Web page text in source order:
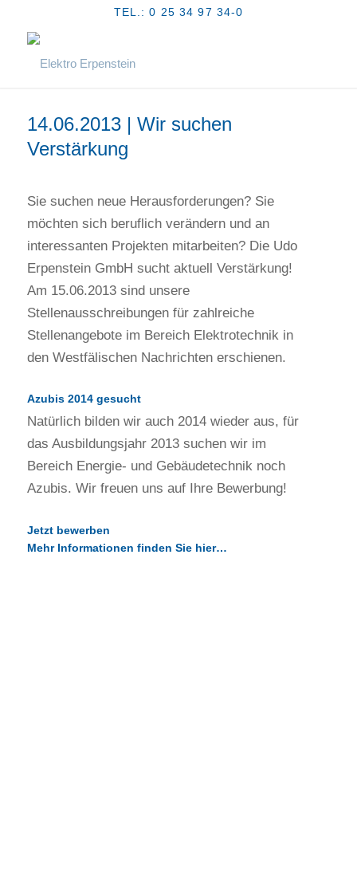
TEL.: 0 25 34 97 34-0
14.06.2013 | Wir suchen
Verstärkung
Sie suchen neue Herausforderungen? Sie
möchten sich beruflich verändern und an
interessanten Projekten mitarbeiten? Die Udo
Erpenstein GmbH sucht aktuell Verstärkung!
Am 15.06.2013 sind unsere
Stellenausschreibungen für zahlreiche
Stellenangebote im Bereich Elektrotechnik in
den Westfälischen Nachrichten erschienen.
Azubis 2014 gesucht
Natürlich bilden wir auch 2014 wieder aus, für
das Ausbildungsjahr 2013 suchen wir im
Bereich Energie- und Gebäudetechnik noch
Azubis. Wir freuen uns auf Ihre Bewerbung!
Jetzt bewerben
Mehr Informationen finden Sie hier…